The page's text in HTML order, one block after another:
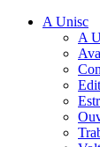
A Unisc
A